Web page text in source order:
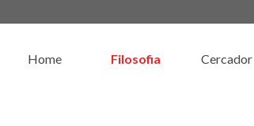
Home Filosofia Cercador